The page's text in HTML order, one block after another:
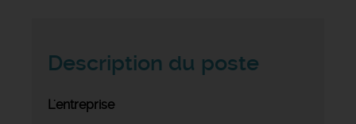
Description du poste
L'entreprise